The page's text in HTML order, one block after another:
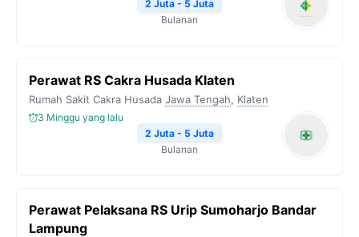
2 Juta - 5 Juta
Bulanan
Perawat RS Cakra Husada Klaten
Rumah Sakit Cakra Husada Jawa Tengah, Klaten
3 Minggu yang lalu
2 Juta - 5 Juta
Bulanan
Perawat Pelaksana RS Urip Sumoharjo Bandar
Lampung